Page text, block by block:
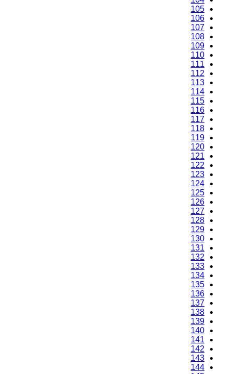
105
106
107
108
109
110
111
112
113
114
115
116
117
118
119
120
121
122
123
124
125
126
127
128
129
130
131
132
133
134
135
136
137
138
139
140
141
142
143
144